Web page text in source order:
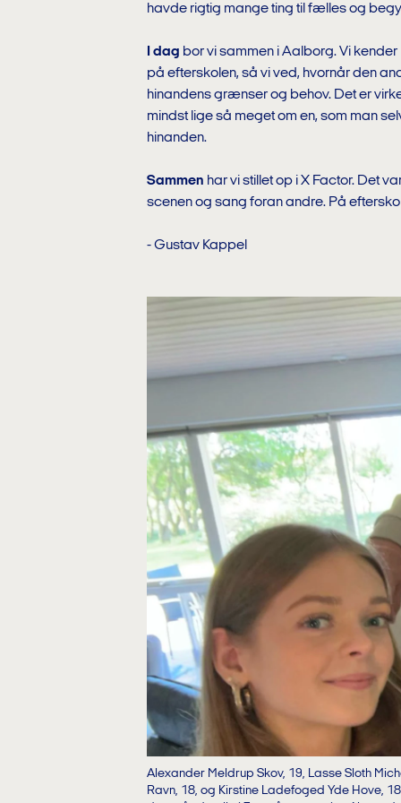
havde rigtig mange ting til fælles og
I dag bor vi sammen i Aalborg. Vi
på efterskolen, så vi ved, hvornår den
hinandens grænser og behov. Det er
mindst lige så meget om en, som man
hinanden.
Sammen har vi stillet op i X Factor. Det
scenen og sang foran andre. På
- Gustav Kappel
Alexander Meldrup Skov, 19, Lasse Sloth
Ravn, 18, og Kirstine Ladefoged Yde Hove,